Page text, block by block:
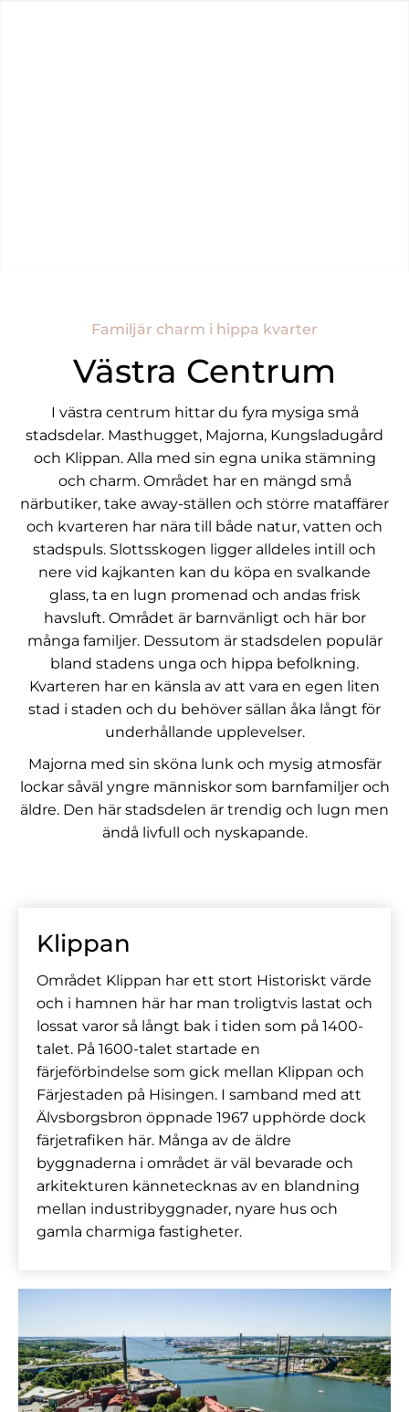
Familjär charm i hippa kvarter
Västra Centrum
I västra centrum hittar du fyra mysiga små
stadsdelar. Masthugget, Majorna, Kungsladugård
och Klippan. Alla med sin egna unika stämning
och charm. Området har en mängd små
närbutiker, take away-ställen och större mataffärer
och kvarteren har nära till både natur, vatten och
stadspuls. Slottsskogen ligger alldeles intill och
nere vid kajkanten kan du köpa en svalkande
glass, ta en lugn promenad och andas frisk
havsluft. Området är barnvänligt och här bor
många familjer. Dessutom är stadsdelen populär
bland stadens unga och hippa befolkning.
Kvarteren har en känsla av att vara en egen liten
stad i staden och du behöver sällan åka långt för
underhållande upplevelser.
Majorna med sin sköna lunk och mysig atmosfär
lockar såväl yngre människor som barnfamiljer och
äldre. Den här stadsdelen är trendig och lugn men
ändå livfull och nyskapande.
Klippan
Området Klippan har ett stort Historiskt värde
och i hamnen här har man troligtvis lastat och
lossat varor så långt bak i tiden som på 1400-
talet. På 1600-talet startade en
färjeförbindelse som gick mellan Klippan och
Färjestaden på Hisingen. I samband med att
Älvsborgsbron öppnade 1967 upphörde dock
färjetrafiken här. Många av de äldre
byggnaderna i området är väl bevarade och
arkitekturen kännetecknas av en blandning
mellan industribyggnader, nyare hus och
gamla charmiga fastigheter.